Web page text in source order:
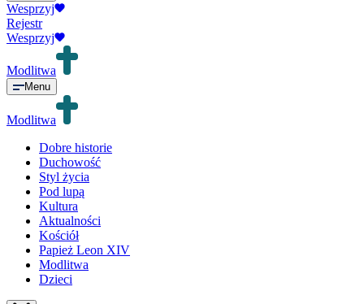
Wesprzyj
Rejestr
Wesprzyj
Modlitwa
Menu
Modlitwa
Dobre historie
Duchowość
Styl życia
Pod lupą
Kultura
Aktualności
Kościół
Papież Leon XIV
Modlitwa
Dzieci